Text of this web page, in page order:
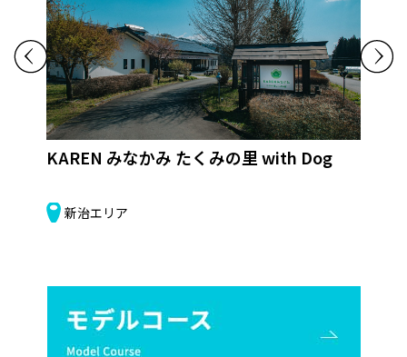
KAREN みなかみ たくみの里 with Dog
新治エリア